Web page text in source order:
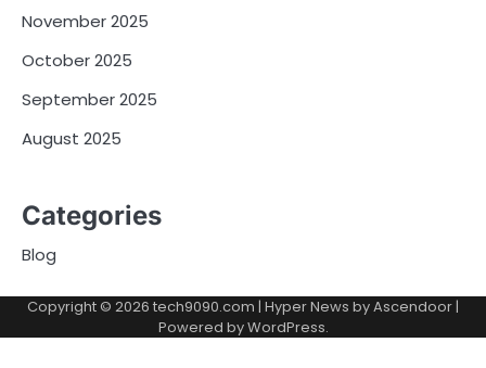
November 2025
October 2025
September 2025
August 2025
Categories
Blog
Copyright © 2026 tech9090.com | Hyper News byAscendoor |
Powered byWordPress.